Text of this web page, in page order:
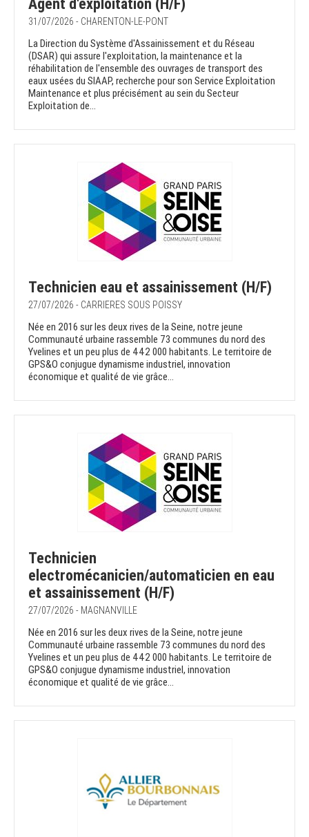
Agent d'exploitation (H/F)
31/07/2026 - CHARENTON-LE-PONT
La Direction du Système d'Assainissement et du Réseau
(DSAR) qui assure l'exploitation, la maintenance et la
réhabilitation de l'ensemble des ouvrages de transport des
eaux usées du SIAAP, recherche pour son Service Exploitation
Maintenance et plus précisément au sein du Secteur
Exploitation de...
Technicien eau et assainissement (H/F)
27/07/2026 - CARRIERES SOUS POISSY
Née en 2016 sur les deux rives de la Seine, notre jeune
Communauté urbaine rassemble 73 communes du nord des
Yvelines et un peu plus de 442 000 habitants. Le territoire de
GPS&O conjugue dynamisme industriel, innovation
économique et qualité de vie grâce...
Technicien
electromécanicien/automaticien en eau
et assainissement (H/F)
27/07/2026 - MAGNANVILLE
Née en 2016 sur les deux rives de la Seine, notre jeune
Communauté urbaine rassemble 73 communes du nord des
Yvelines et un peu plus de 442 000 habitants. Le territoire de
GPS&O conjugue dynamisme industriel, innovation
économique et qualité de vie grâce...